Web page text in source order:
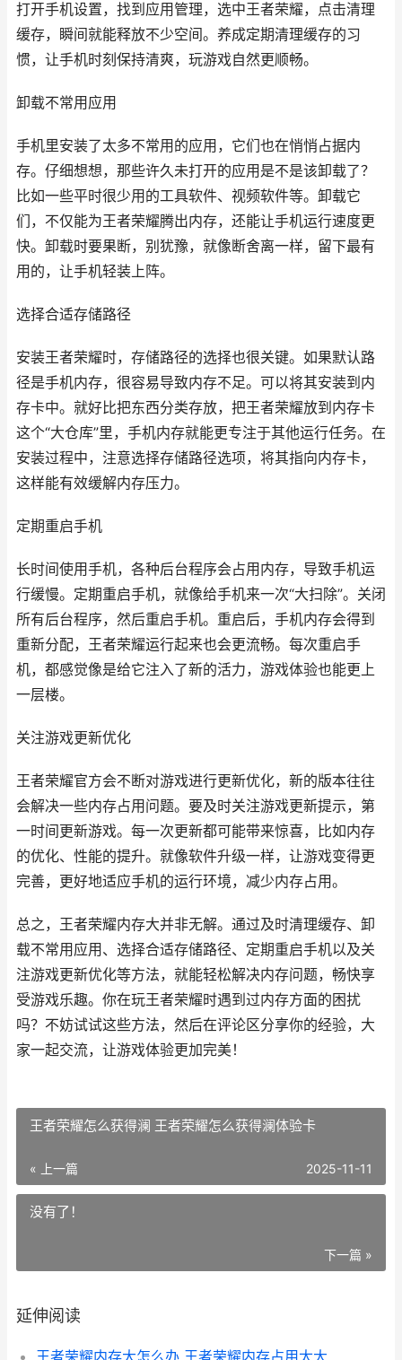
打开手机设置，找到应用管理，选中王者荣耀，点击清理
缓存，瞬间就能释放不少空间。养成定期清理缓存的习
惯，让手机时刻保持清爽，玩游戏自然更顺畅。
卸载不常用应用
手机里安装了太多不常用的应用，它们也在悄悄占据内
存。仔细想想，那些许久未打开的应用是不是该卸载了？
比如一些平时很少用的工具软件、视频软件等。卸载它
们，不仅能为王者荣耀腾出内存，还能让手机运行速度更
快。卸载时要果断，别犹豫，就像断舍离一样，留下最有
用的，让手机轻装上阵。
选择合适存储路径
安装王者荣耀时，存储路径的选择也很关键。如果默认路
径是手机内存，很容易导致内存不足。可以将其安装到内
存卡中。就好比把东西分类存放，把王者荣耀放到内存卡
这个“大仓库”里，手机内存就能更专注于其他运行任务。在
安装过程中，注意选择存储路径选项，将其指向内存卡，
这样能有效缓解内存压力。
定期重启手机
长时间使用手机，各种后台程序会占用内存，导致手机运
行缓慢。定期重启手机，就像给手机来一次“大扫除”。关闭
所有后台程序，然后重启手机。重启后，手机内存会得到
重新分配，王者荣耀运行起来也会更流畅。每次重启手
机，都感觉像是给它注入了新的活力，游戏体验也能更上
一层楼。
关注游戏更新优化
王者荣耀官方会不断对游戏进行更新优化，新的版本往往
会解决一些内存占用问题。要及时关注游戏更新提示，第
一时间更新游戏。每一次更新都可能带来惊喜，比如内存
的优化、性能的提升。就像软件升级一样，让游戏变得更
完善，更好地适应手机的运行环境，减少内存占用。
总之，王者荣耀内存大并非无解。通过及时清理缓存、卸
载不常用应用、选择合适存储路径、定期重启手机以及关
注游戏更新优化等方法，就能轻松解决内存问题，畅快享
受游戏乐趣。你在玩王者荣耀时遇到过内存方面的困扰
吗？不妨试试这些方法，然后在评论区分享你的经验，大
家一起交流，让游戏体验更加完美！
王者荣耀怎么获得澜 王者荣耀怎么获得澜体验卡
« 上一篇 2025-11-11
没有了！
下一篇 »
延伸阅读